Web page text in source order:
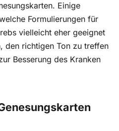
Einige
Formulierungen für
vielleicht eher geeignet
den richtigen Ton zu treffen
Besserung des Kranken